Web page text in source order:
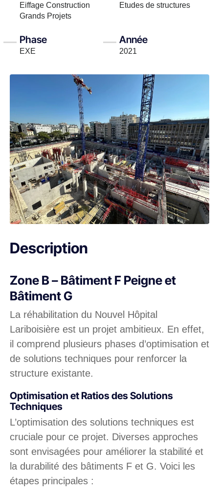
Eiffage Construction
Grands Projets
Etudes de structures
Phase
EXE
Année
2021
Description
Zone B – Bâtiment F Peigne et
Bâtiment G
La réhabilitation du Nouvel Hôpital
Lariboisière est un projet ambitieux. En effet,
il comprend plusieurs phases d’optimisation et
de solutions techniques pour renforcer la
structure existante.
Optimisation et Ratios des Solutions
Techniques
L’optimisation des solutions techniques est
cruciale pour ce projet. Diverses approches
sont envisagées pour améliorer la stabilité et
la durabilité des bâtiments F et G. Voici les
étapes principales :